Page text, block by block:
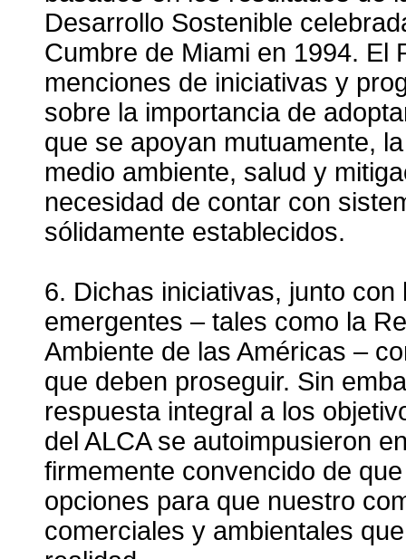
Desarrollo Sostenible
Cumbre de Miami en 1994. El
menciones de iniciativas y
sobre la importancia de
que se apoyan mutuamente,
medio ambiente, salud y
necesidad de contar con
sólidamente establecidos.
6. Dichas iniciativas, junto
emergentes – tales como la
Ambiente de las Américas –
que deben proseguir. Sin
respuesta integral a los
del ALCA se autoimpusieron
firmemente convencido de
opciones para que nuestro
comerciales y ambientales